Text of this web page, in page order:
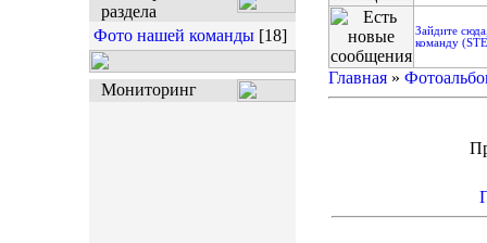
раздела
Фото нашей команды [18]
Мониторинг
Зайдите
команду
Главная»